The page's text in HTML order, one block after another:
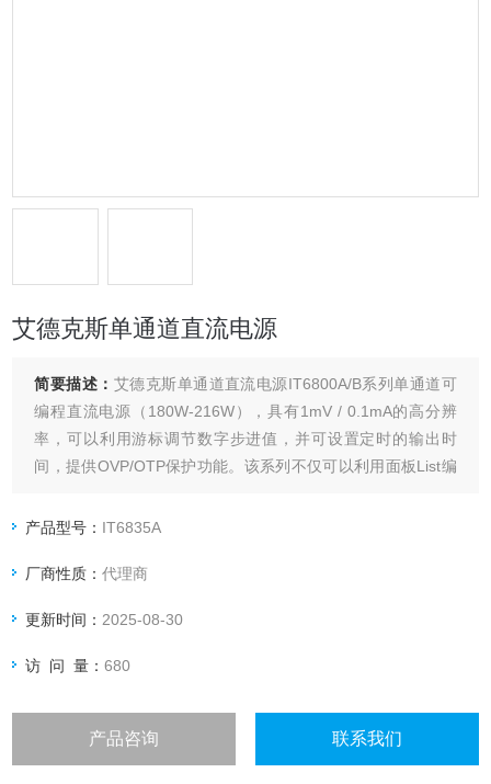
艾德克斯单通道直流电源
简要描述： 艾德克斯单通道直流电源IT6800A/B系列单通道可
编程直流电源（180W-216W），具有1mV / 0.1mA的高分辨
率，可以利用游标调节数字步进值，并可设置定时的输出时
间，提供OVP/OTP保护功能。该系列不仅可以利用面板List编
内置标准RS232/USB/GPIB接口，提供多用途的解决方案。
产品型号： IT6835A
厂商性质：代理商
更新时间： 2025-08-30
访 问 量：680
产品咨询 联系我们